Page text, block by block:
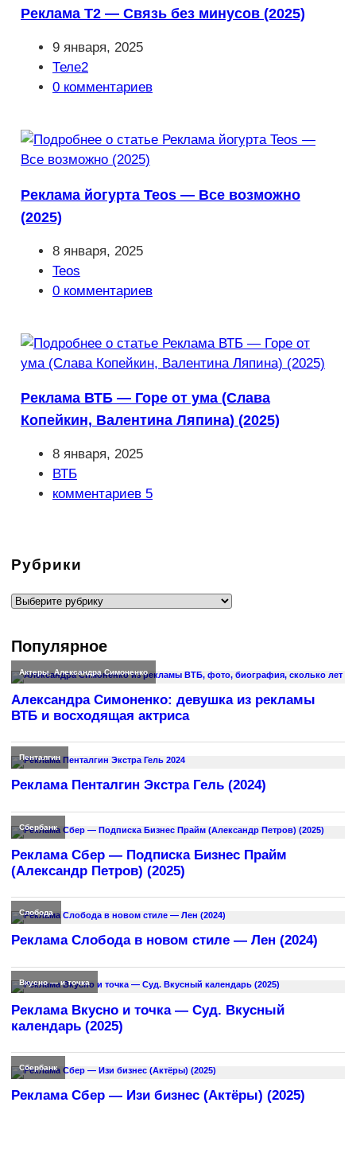
Реклама Т2 — Связь без минусов (2025)
Запись
опубликована:
9 января, 2025
Рубрика
записи:
Теле2
Комментарии
0 комментариев
Реклама йогурта Teos — Все возможно
(2025)
Запись
опубликована:
8 января, 2025
Рубрика
записи:
Teos
Комментарии
0 комментариев
Реклама ВТБ — Горе от ума (Слава
Копейкин, Валентина Ляпина) (2025)
Запись
опубликована:
8 января, 2025
Рубрика
записи:
ВТБ
Комментарии
комментариев 5
Рубрики
Рубрики
Популярное
Актеры,Александра Симоненко
Александра Симоненко: девушка из рекламы
ВТБ и восходящая актриса
Пенталгин
Реклама Пенталгин Экстра Гель (2024)
Сбербанк
Реклама Сбер — Подписка Бизнес Прайм
(Александр Петров) (2025)
Слобода
Реклама Слобода в новом стиле — Лен (2024)
Вкусно — и точка
Реклама Вкусно и точка — Суд. Вкусный
календарь (2025)
Сбербанк
Реклама Сбер — Изи бизнес (Актёры) (2025)